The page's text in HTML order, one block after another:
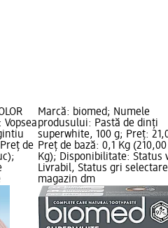
de
Marcă: biomed; Numele
produsului: Pastă de dinți
superwhite, 100 g; Preț:
Preț de bază: 0,1 Kg (210,00
Kg); Disponibilitate: Status
Livrabil, Status gri selectare
magazin dm